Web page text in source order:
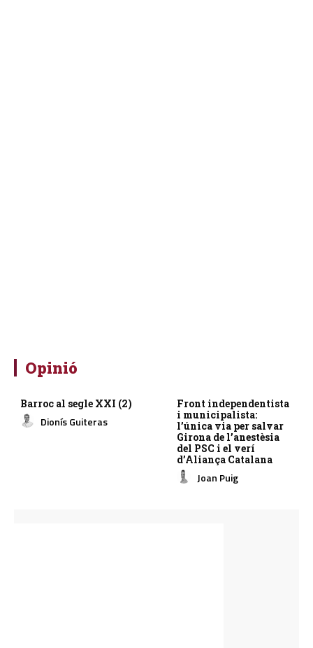
Opinió
Barroc al segle XXI (2)
Dionís Guiteras
Front independentista
i municipalista:
l’única via per salvar
Girona de l’anestèsia
del PSC i el verí
d’Aliança Catalana
Joan Puig